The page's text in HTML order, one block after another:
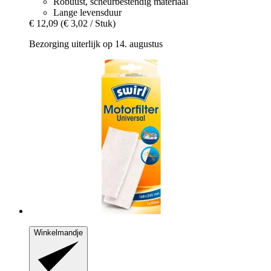
Lange levensduur
€ 12,09 (€ 3,02 / Stuk)
Bezorging uiterlijk op 14. augustus
Winkelmandje